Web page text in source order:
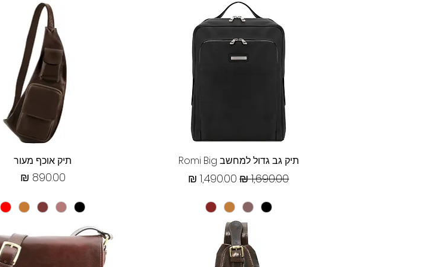
תצוגה מהירה
תיק גב גדול למחשב Romi Big
מחיר רגיל‏1,690.00 ‏₪ מחיר מבצע
תצוגה מהירה
תיק אוכף מעור
מחיר